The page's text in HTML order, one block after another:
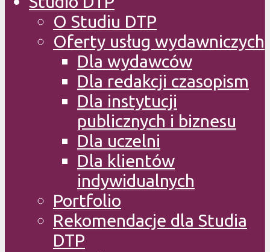
O Studiu DTP
Oferty usług wydawniczych
Dla wydawców
Dla redakcji czasopism
Dla instytucji
publicznych i biznesu
Dla uczelni
Dla klientów
indywidualnych
Portfolio
Rekomendacje dla Studia
DTP